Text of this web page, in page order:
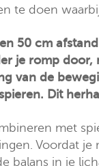
te doen
50 cm
je romp
van de
Dit
met
Voordat
balans in je